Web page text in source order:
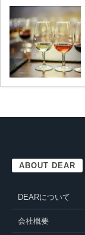
ABOUT DEAR
DEARについて
会社概要